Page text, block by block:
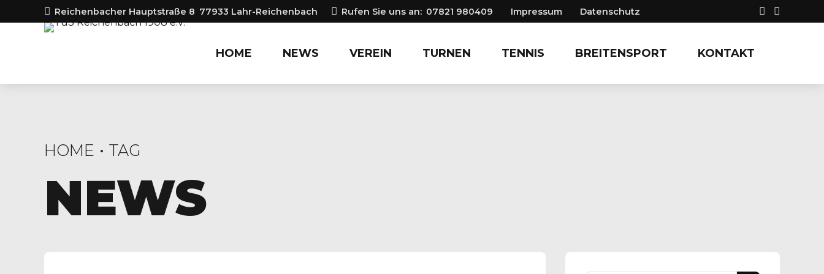
Reichenbacher Hauptstraße 8 77933 Lahr-Reichenbach Rufen Sie uns an: 07821 980409 Impressum Datenschutz
HOME NEWS VEREIN TURNEN TENNIS BREITENSPORT KONTAKT
HOME TAG
NEWS